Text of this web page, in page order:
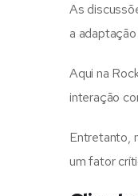
As
a
Aqui na
interação
Entretanto,
um fator